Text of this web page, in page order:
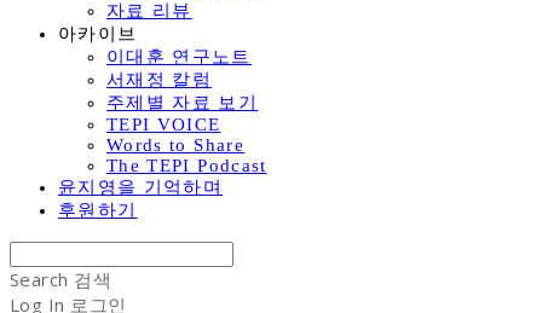
자료 리뷰
아카이브
이대훈 연구노트
서재정 칼럼
주제별 자료 보기
TEPI VOICE
Words to Share
The TEPI Podcast
윤지영을 기억하며
후원하기
Search 검색
Log In 로그인